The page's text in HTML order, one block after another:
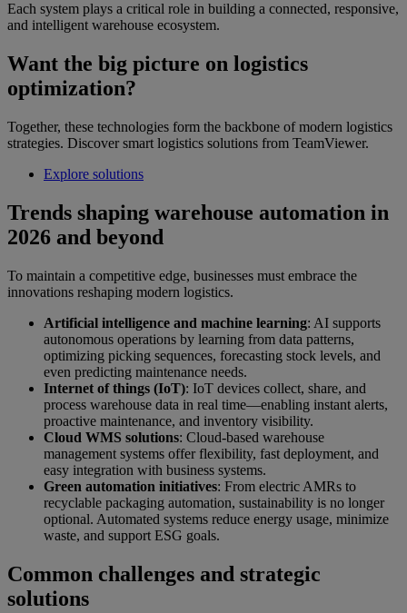
Each system plays a critical role in building a connected, responsive,
and intelligent warehouse ecosystem.
Want the big picture on logistics
optimization?
Together, these technologies form the backbone of modern logistics
strategies. Discover smart logistics solutions from TeamViewer.
Explore solutions
Trends shaping warehouse automation in
2026 and beyond
To maintain a competitive edge, businesses must embrace the
innovations reshaping modern logistics.
Artificial intelligence and machine learning: AI supports
autonomous operations by learning from data patterns,
optimizing picking sequences, forecasting stock levels, and
even predicting maintenance needs.
Internet of things (IoT): IoT devices collect, share, and
process warehouse data in real time—enabling instant alerts,
proactive maintenance, and inventory visibility.
Cloud WMS solutions: Cloud-based warehouse
management systems offer flexibility, fast deployment, and
easy integration with business systems.
Green automation initiatives: From electric AMRs to
recyclable packaging automation, sustainability is no longer
optional. Automated systems reduce energy usage, minimize
waste, and support ESG goals.
Common challenges and strategic
solutions